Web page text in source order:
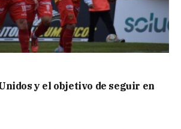
y el objetivo de seguir en